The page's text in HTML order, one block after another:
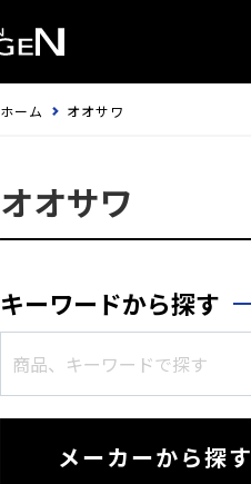
ホーム オオサワ
オオサワ
キーワードから探す
メーカーから探す